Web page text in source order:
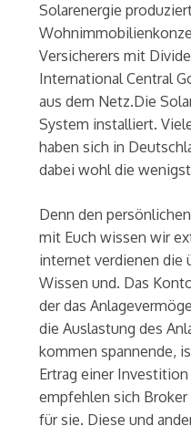
Solarenergie
Versicherers mit
International Central
aus dem Netz.Die
System installiert.
haben sich in
dabei wohl die
Denn den
mit Euch wissen wir
internet verdienen die
Wissen und. Das
der das
die Auslastung des
kommen spannende,
Ertrag einer
empfehlen sich Broker
für sie. Diese und